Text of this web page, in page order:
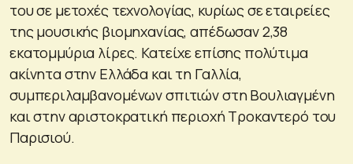
του σε μετοχές τεχνολογίας, κυρίως σε εταιρείες
της μουσικής βιομηχανίας, απέδωσαν 2,38
εκατομμύρια λίρες. Κατείχε επίσης πολύτιμα
ακίνητα στην Ελλάδα και τη Γαλλία,
συμπεριλαμβανομένων σπιτιών στη Βουλιαγμένη
και στην αριστοκρατική περιοχή Τροκαντερό του
Παρισιού.